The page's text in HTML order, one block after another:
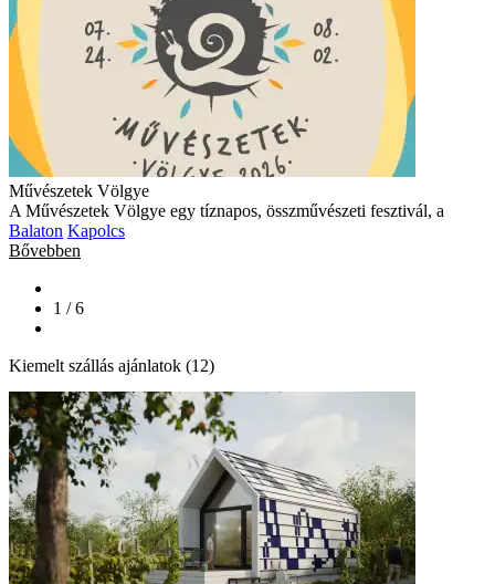
Művészetek Völgye
A Művészetek Völgye egy tíznapos, összművészeti fesztivál, a
Balaton Kapolcs
Bővebben
1 / 6
Kiemelt szállás ajánlatok (12)